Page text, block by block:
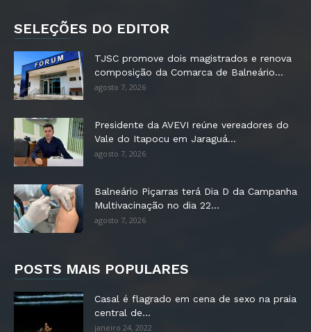
SELEÇÕES DO EDITOR
TJSC promove dois magistrados e renova
composição da Comarca de Balneário...
agosto 7, 2026
Presidente da AVEVI reúne vereadores do
Vale do Itapocu em Jaraguá...
agosto 7, 2026
Balneário Piçarras terá Dia D da Campanha
Multivacinação no dia 22...
agosto 7, 2026
POSTS MAIS POPULARES
Casal é flagrado em cena de sexo na praia
central de...
janeiro 24, 2022